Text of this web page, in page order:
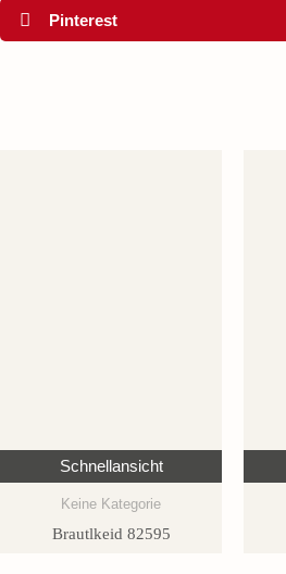
Pinterest
Schnellansicht
Keine Kategorie
Brautlkeid 82595